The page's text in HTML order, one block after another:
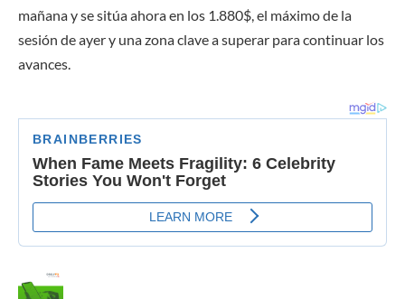
mañana y se sitúa ahora en los 1.880$, el máximo de la
sesión de ayer y una zona clave a superar para continuar los
avances.